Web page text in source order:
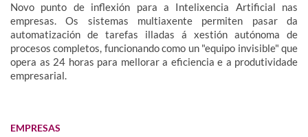
Novo punto de inflexión para a Intelixencia Artificial nas
empresas. Os sistemas multiaxente permiten pasar da
automatización de tarefas illadas á xestión autónoma de
procesos completos, funcionando como un "equipo invisible" que
opera as 24 horas para mellorar a eficiencia e a produtividade
empresarial.
EMPRESAS